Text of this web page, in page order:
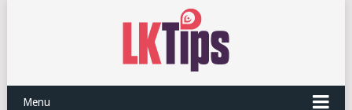
Menu